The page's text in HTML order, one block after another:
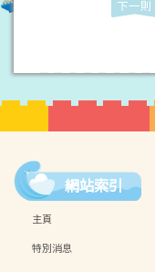
下一則
網站索引
主頁
特別消息